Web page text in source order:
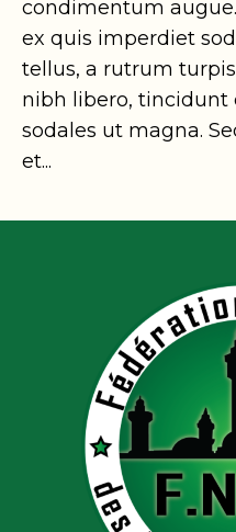
condimentum
ex quis imperdiet
tellus, a rutrum
nibh libero, tincidunt
sodales ut magna.
et...